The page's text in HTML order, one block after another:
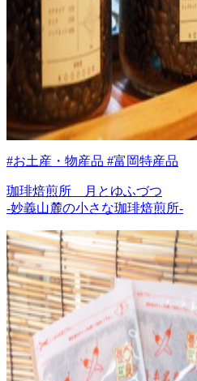
#お土産・物産品 #富岡特産品
珈琲焙煎所 月とゆふづつ
-妙義山麓の小さな珈琲焙煎所-